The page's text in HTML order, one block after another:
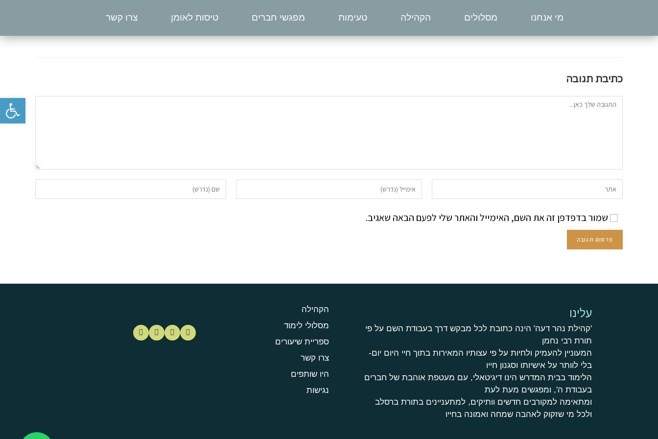
מי אנחנו מסלולים הקהילה טעימות מפגשי חברים טיסות לאומן צרו קשר
כתיבת תגובה
שמור בדפדפן זה את השם, האימייל והאתר שלי לפעם הבאה שאגיב.
עלינו
'קהילת נהר דעה' הינה כתובת לכל מבקש דרך בעבודת השם על פי
תורת רבי נחמן
המעוניין להעמיק ולחיות על פי עצותיו המאירות בתוך חיי היום יום-
בלי לוותר על אישיותו וסגנון חייו
הלימוד בבית המדרש הינו דיגיטאלי, עם מעטפת אוהבת של חברים
בעבודת ה', ומפגשים מעת לעת
ומתאימה למקורבים חדשים וותיקים, למתעניינים בתורת ברסלב
ולכל מי שזקוק לאהבה שמחה ואמונה בחייו
הקהילה
מסלולי לימוד
ספריית שיעורים
צרו קשר
היו שותפים
נגישות
פתח סרגל נגישות